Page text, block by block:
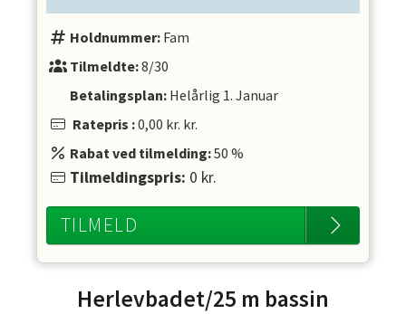
Holdnummer: Fam
Tilmeldte:8/30
Betalingsplan: Helårlig 1. Januar
Ratepris :0,00 kr. kr.
Rabat ved tilmelding:50 %
Tilmeldingspris: 0 kr.
TILMELD
Herlevbadet/25 m bassin